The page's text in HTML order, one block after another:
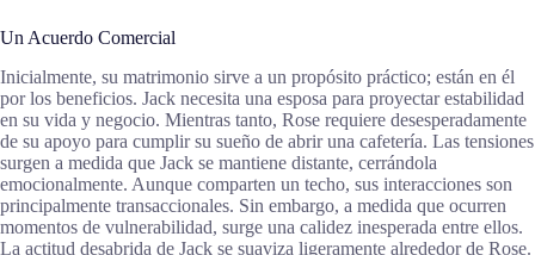
Un Acuerdo Comercial
Inicialmente, su matrimonio sirve a un propósito práctico; están en él
por los beneficios. Jack necesita una esposa para proyectar estabilidad
en su vida y negocio. Mientras tanto, Rose requiere desesperadamente
de su apoyo para cumplir su sueño de abrir una cafetería. Las tensiones
surgen a medida que Jack se mantiene distante, cerrándola
emocionalmente. Aunque comparten un techo, sus interacciones son
principalmente transaccionales. Sin embargo, a medida que ocurren
momentos de vulnerabilidad, surge una calidez inesperada entre ellos.
La actitud desabrida de Jack se suaviza ligeramente alrededor de Rose.